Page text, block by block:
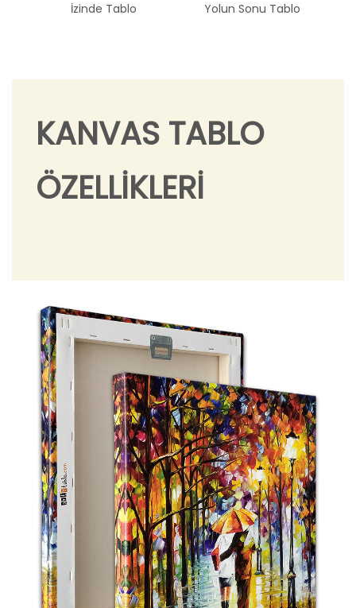
İzinde Tablo Yolun Sonu Tablo
KANVAS TABLO
ÖZELLİKLERİ